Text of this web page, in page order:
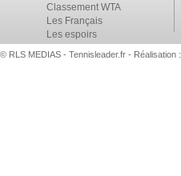
Classement WTA
Les Français
Les espoirs
© RLS MEDIAS - Tennisleader.fr - Réalisation :